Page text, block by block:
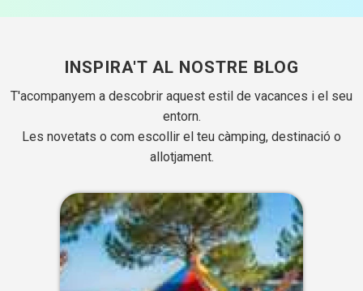
INSPIRA'T AL NOSTRE BLOG
T'acompanyem a descobrir aquest estil de vacances i el seu
entorn.
Les novetats o com escollir el teu càmping, destinació o
allotjament.